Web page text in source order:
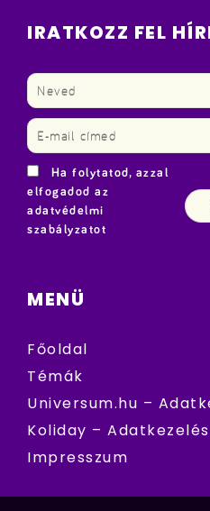
IRATKOZZ FEL
Ha folytatod, azzal
elfogadod az
adatvédelmi
szabályzatot
MENÜ
Főoldal
Témák
Universum.hu –
Koliday –
Impresszum